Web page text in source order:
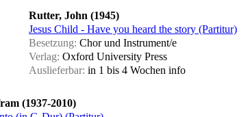
Rutter, John (1945)
Jesus Child - Have you heard the story (Partitur)
Besetzung: Chor und Instrument/e
Verlag: Oxford University Press
Auslieferbar: in 1 bis 4 Wochen info
(1937-2010)